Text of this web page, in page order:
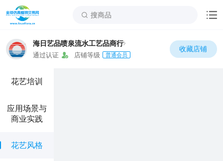
海日艺品喷泉流水工艺品商行
通过认证 店铺等级 普通会员
收藏店铺
花艺培训
商业实践
花艺风格